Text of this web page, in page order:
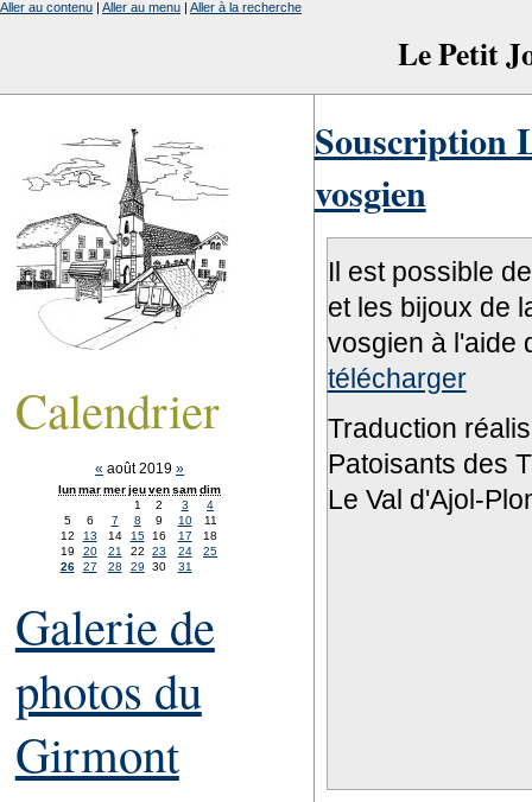
Le Petit
Aller au contenu | Aller au menu | Aller à la recherche
Souscription
vosgien
Il est possible
et les bijoux de
vosgien à l'aide
télécharger
Traduction
Patoisants des
Le Val d'Ajol-
Calendrier
« août 2019»
lunmarmerjeuvensamdim
1
2 3
4
5
6 7 8 9 10
11
12
13 14 15 16 17
18
19
20 21 22 23 24
25
26
27 28 29 30 31
Galerie de
photos du
Girmont